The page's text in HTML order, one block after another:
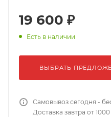
19 600 ₽
Есть в наличии
ВЫБРАТЬ
Самовывоз сегодня -
Доставка завтра от 1000